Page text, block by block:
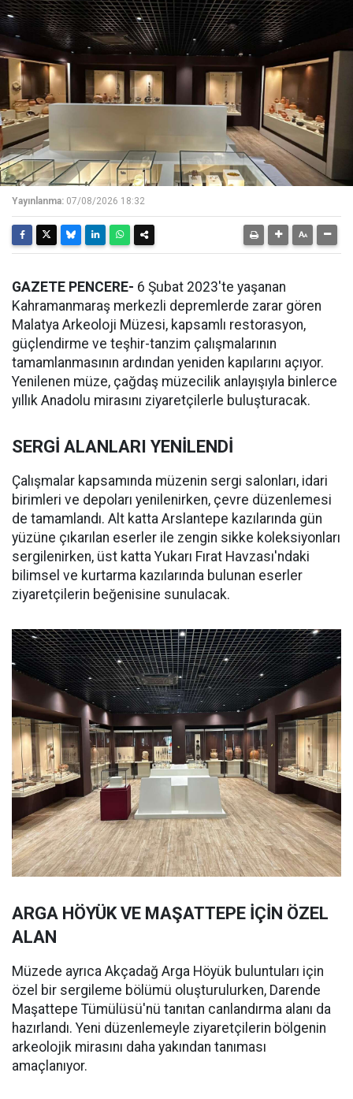
Yayınlanma: 07/08/2026 18:32
GAZETE PENCERE- 6 Şubat 2023'te yaşanan
Kahramanmaraş merkezli depremlerde zarar gören
Malatya Arkeoloji Müzesi, kapsamlı restorasyon,
güçlendirme ve teşhir-tanzim çalışmalarının
tamamlanmasının ardından yeniden kapılarını açıyor.
Yenilenen müze, çağdaş müzecilik anlayışıyla binlerce
yıllık Anadolu mirasını ziyaretçilerle buluşturacak.
SERGİ ALANLARI YENİLENDİ
Çalışmalar kapsamında müzenin sergi salonları, idari
birimleri ve depoları yenilenirken, çevre düzenlemesi
de tamamlandı. Alt katta Arslantepe kazılarında gün
yüzüne çıkarılan eserler ile zengin sikke koleksiyonları
sergilenirken, üst katta Yukarı Fırat Havzası'ndaki
bilimsel ve kurtarma kazılarında bulunan eserler
ziyaretçilerin beğenisine sunulacak.
ARGA HÖYÜK VE MAŞATTEPE İÇİN ÖZEL
ALAN
Müzede ayrıca Akçadağ Arga Höyük buluntuları için
özel bir sergileme bölümü oluşturulurken, Darende
Maşattepe Tümülüsü'nü tanıtan canlandırma alanı da
hazırlandı. Yeni düzenlemeyle ziyaretçilerin bölgenin
arkeolojik mirasını daha yakından tanıması
amaçlanıyor.